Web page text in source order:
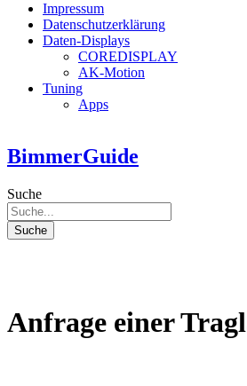
Impressum
Datenschutzerklärung
Daten-Displays
COREDISPLAY
AK-Motion
Tuning
Apps
BimmerGuide
Suche
Suche
Anfrage einer